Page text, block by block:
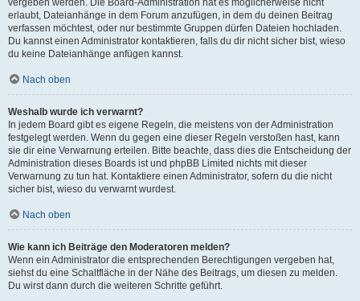
vergeben werden. Die Board-Administration hat es möglicherweise nicht
erlaubt, Dateianhänge in dem Forum anzufügen, in dem du deinen Beitrag
verfassen möchtest, oder nur bestimmte Gruppen dürfen Dateien hochladen.
Du kannst einen Administrator kontaktieren, falls du dir nicht sicher bist, wieso
du keine Dateianhänge anfügen kannst.
Nach oben
Weshalb wurde ich verwarnt?
In jedem Board gibt es eigene Regeln, die meistens von der Administration
festgelegt werden. Wenn du gegen eine dieser Regeln verstoßen hast, kann
sie dir eine Verwarnung erteilen. Bitte beachte, dass dies die Entscheidung der
Administration dieses Boards ist und phpBB Limited nichts mit dieser
Verwarnung zu tun hat. Kontaktiere einen Administrator, sofern du die nicht
sicher bist, wieso du verwarnt wurdest.
Nach oben
Wie kann ich Beiträge den Moderatoren melden?
Wenn ein Administrator die entsprechenden Berechtigungen vergeben hat,
siehst du eine Schaltfläche in der Nähe des Beitrags, um diesen zu melden.
Du wirst dann durch die weiteren Schritte geführt.